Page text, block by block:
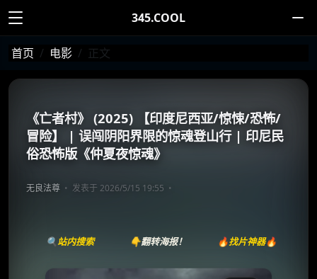
345.COOL
首页 电影 正文
《亡者村》 (2025) 【印度尼西亚/惊悚/恐怖/
冒险】 | 误闯阴阳界限的惊魂登山行 | 印尼民
俗恐怖版《仲夏夜惊魂》
无良法尊 发表于 2026/5/15 19:55
🔍站内搜索 👇翻转海报！ 🔥找片神器🔥